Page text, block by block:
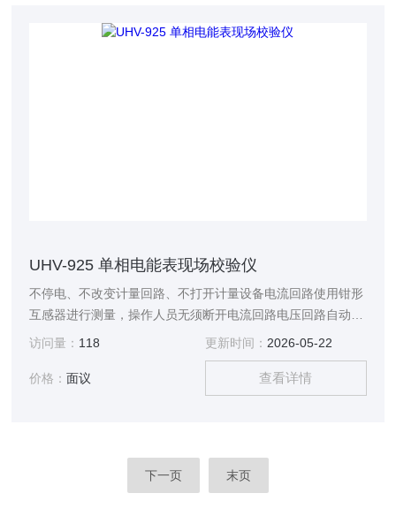
UHV-925 单相电能表现场校验仪
不停电、不改变计量回路、不打开计量设备电流回路使用钳形
互感器进行测量，操作人员无须断开电流回路电压回路自动切
换量限
访问量： 118 更新时间： 2026-05-22
价格：面议 查看详情
下一页 末页